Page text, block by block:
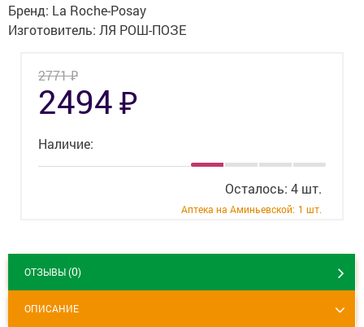
Ортопедия
Уход за больными
Скидки и акции
Вакансии
Бренд: La Roche-Posay
Изготовитель: ЛЯ РОШ-ПОЗЕ
2771₽
2494₽
Наличие:
Осталось: 4 шт.
Аптека на Аминьевской: 1 шт.
ОТЗЫВЫ (0)
ОПИСАНИЕ